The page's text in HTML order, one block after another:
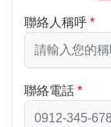
聯絡人稱呼
聯絡電話